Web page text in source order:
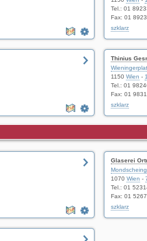
Tel.: 01
Fax: 01
szklarz
Thinius
1150 Wien -
Tel.: 01
Fax: 01
szklarz
Glaserei
1070 Wien -
Tel.: 01
Fax: 01
szklarz